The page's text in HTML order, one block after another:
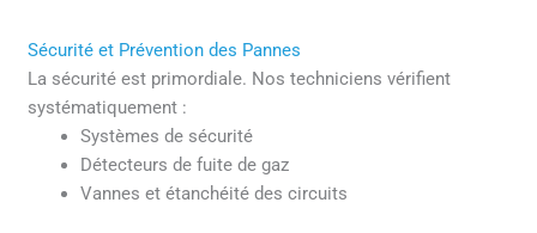
Sécurité et Prévention des Pannes
La sécurité est primordiale. Nos techniciens vérifient
systématiquement :
Systèmes de sécurité
Détecteurs de fuite de gaz
Vannes et étanchéité des circuits